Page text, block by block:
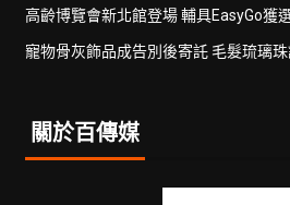
高齡博覽會新北館登場 輔具EasyGo獲
寵物骨灰飾品成告別後寄託 毛髮琉璃
關於百傳媒